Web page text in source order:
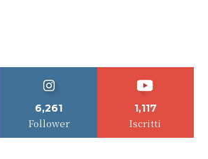
6,261
Follower
1,117
Iscritti